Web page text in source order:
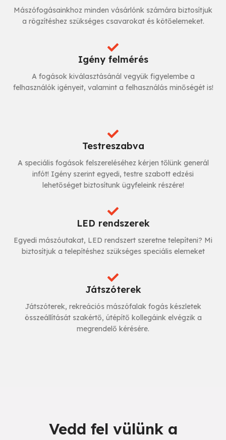
Mászófogásainkhoz minden vásárlónk számára biztosítjuk
a rögzítéshez szükséges csavarokat és kötőelemeket.
Igény felmérés
A fogások kiválasztásánál vegyük figyelembe a
felhasználók igényeit, valamint a felhasználás minőségét is!
Testreszabva
A speciális fogások felszereléséhez kérjen tőlünk generál
infót! Igény szerint egyedi, testre szabott edzési
lehetőséget biztosítunk ügyfeleink részére!
LED rendszerek
Egyedi mászóutakat, LED rendszert szeretne telepíteni? Mi
biztosítjuk a telepítéshez szükséges speciális elemeket
Játszóterek
Játszóterek, rekreációs mászófalak fogás készletek
összeállítását szakértő, útépítő kollegáink elvégzik a
megrendelő kérésére.
Vedd fel vülünk a